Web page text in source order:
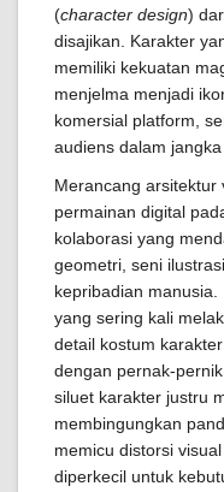
(character design)
disajikan. Karakter
memiliki kekuatan
menjelma menjadi
komersial platform,
audiens dalam
Merancang arsitektur
permainan digital
kolaborasi yang
geometri, seni
kepribadian
yang sering kali
detail kostum
dengan pernak-
siluet karakter justru
membingungkan
memicu distorsi
diperkecil untuk